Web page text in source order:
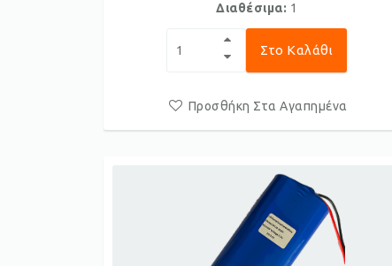
Διαθέσιμα: 1
Στο Καλάθι
Προσθήκη Στα Αγαπημένα